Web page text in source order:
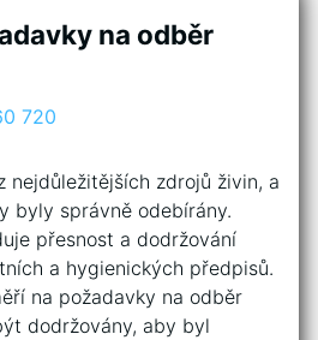
na odběr
nejdůležitějších zdrojů živin, a
byly správně odebírány.
přesnost a dodržování
a hygienických předpisů.
na požadavky na odběr
dodržovány, aby byl